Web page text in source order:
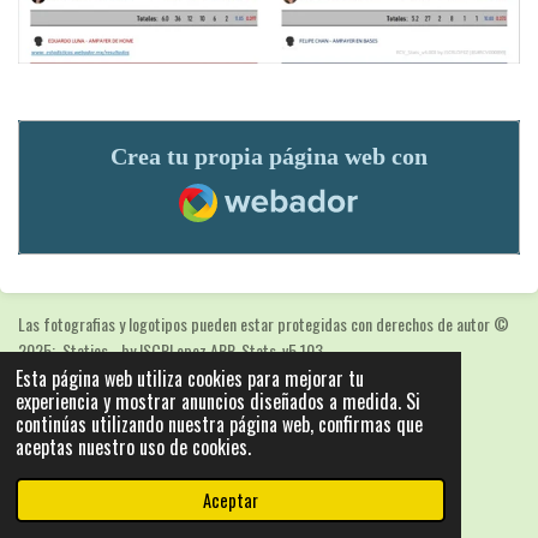
Esta página web utiliza cookies para mejorar tu
experiencia y mostrar anuncios diseñados a medida. Si
continúas utilizando nuestra página web, confirmas que
aceptas nuestro uso de cookies.
Aceptar
Crea tu propia página web con
Webador
Las fotografias y logotipos pueden estar protegidas con derechos de autor©
2025: Statics - by ISCRLopez APP_Stats_v5.103
Con la tecnología deWebador